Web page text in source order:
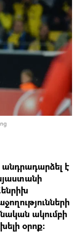
է
ակումբի
օրոք: